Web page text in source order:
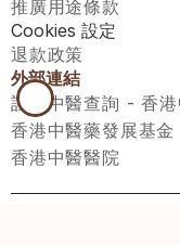
推廣用途條款
Cookies 設定
退款政策
外部連結
註冊中醫查詢 - 香
香港中醫藥發展基金
香港中醫醫院
醫師匯有限公司